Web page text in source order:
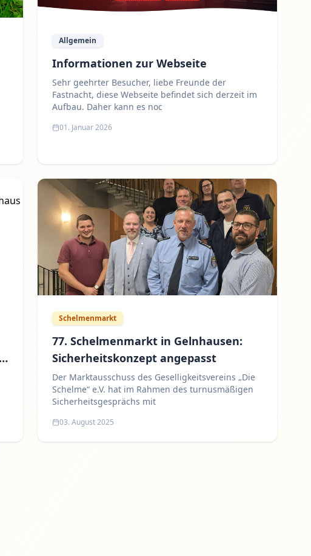
Allgemein
Informationen zur Webseite
Sehr geehrter Besucher, liebe Freunde der
Fastnacht, diese Webseite befindet sich derzeit im
Aufbau. Daher kann es noc
01. Januar 2026
Schelmenmarkt
77. Schelmenmarkt in Gelnhausen:
Sicherheitskonzept angepasst
Der Marktausschuss des Geselligkeitsvereins „Die
Schelme“ e.V. hat im Rahmen des turnusmäßigen
Sicherheitsgesprächs mit
03. August 2025